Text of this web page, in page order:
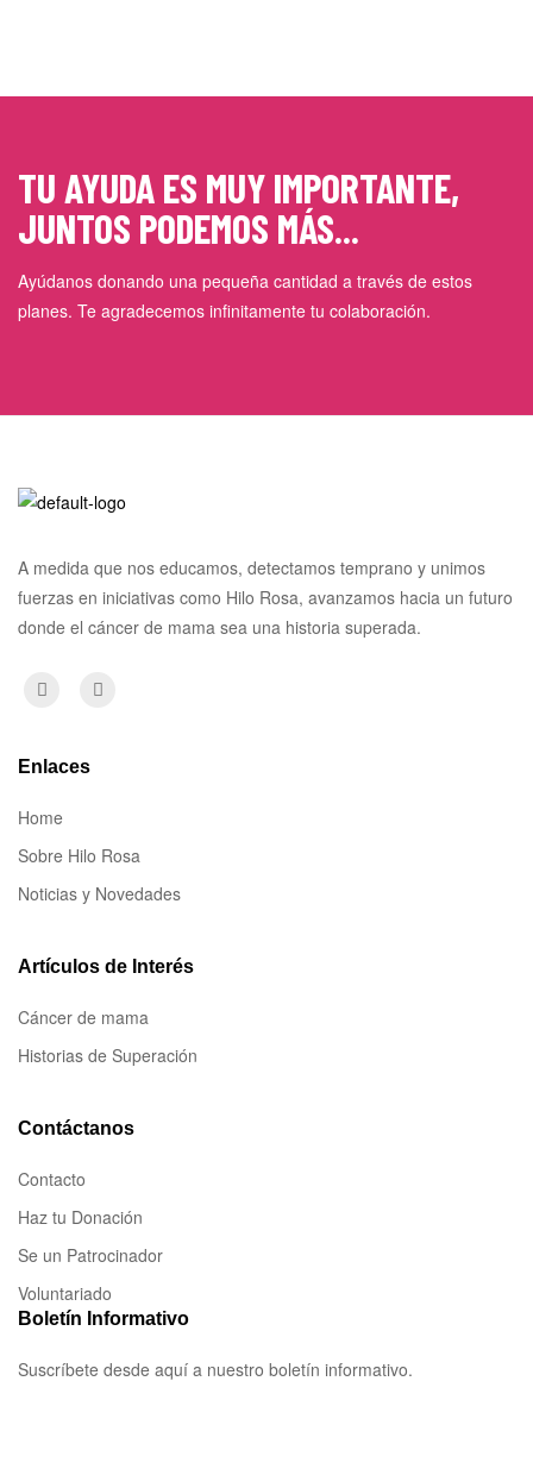
TU AYUDA ES MUY IMPORTANTE,
JUNTOS PODEMOS MÁS...
Ayúdanos donando una pequeña cantidad a través de estos
planes. Te agradecemos infinitamente tu colaboración.
A medida que nos educamos, detectamos temprano y unimos
fuerzas en iniciativas como Hilo Rosa, avanzamos hacia un futuro
donde el cáncer de mama sea una historia superada.
Enlaces
Home
Sobre Hilo Rosa
Noticias y Novedades
Artículos de Interés
Cáncer de mama
Historias de Superación
Contáctanos
Contacto
Haz tu Donación
Se un Patrocinador
Voluntariado
Boletín Informativo
Suscríbete desde aquí a nuestro boletín informativo.